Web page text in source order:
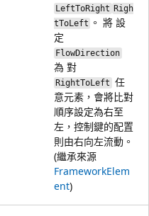
LeftToRight Righ
tToLeft 。 將 設
定
FlowDirection
為 對
RightToLeft 任
意元素，會將比對
順序設定為右至
左，控制鍵的配置
則由右向左流動。
(繼承來源
FrameworkElem
ent)